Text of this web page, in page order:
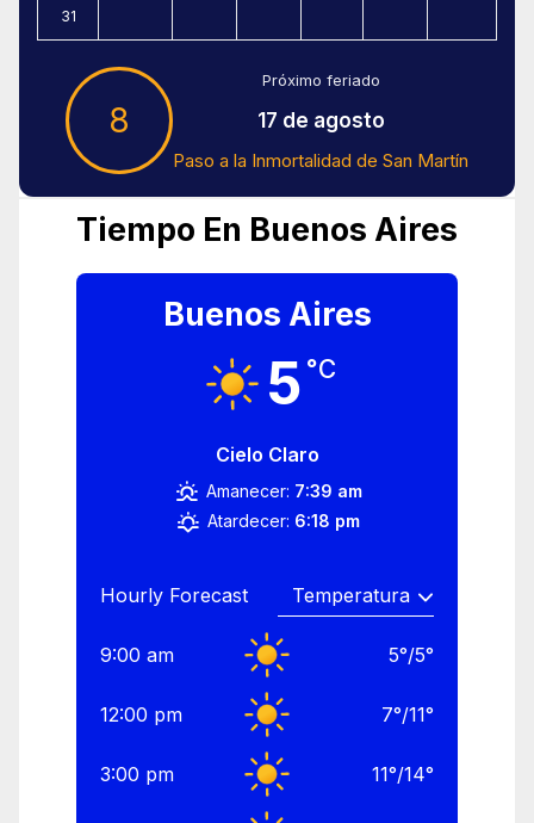
31
8
Próximo feriado
17 de agosto
Paso a la Inmortalidad de San Martín
Tiempo En Buenos Aires
Buenos Aires
5 °C
Cielo Claro
Amanecer: 7:39 am
Atardecer: 6:18 pm
Hourly Forecast
9:00 am 5°/5°
12:00 pm 7°/11°
3:00 pm 11°/14°